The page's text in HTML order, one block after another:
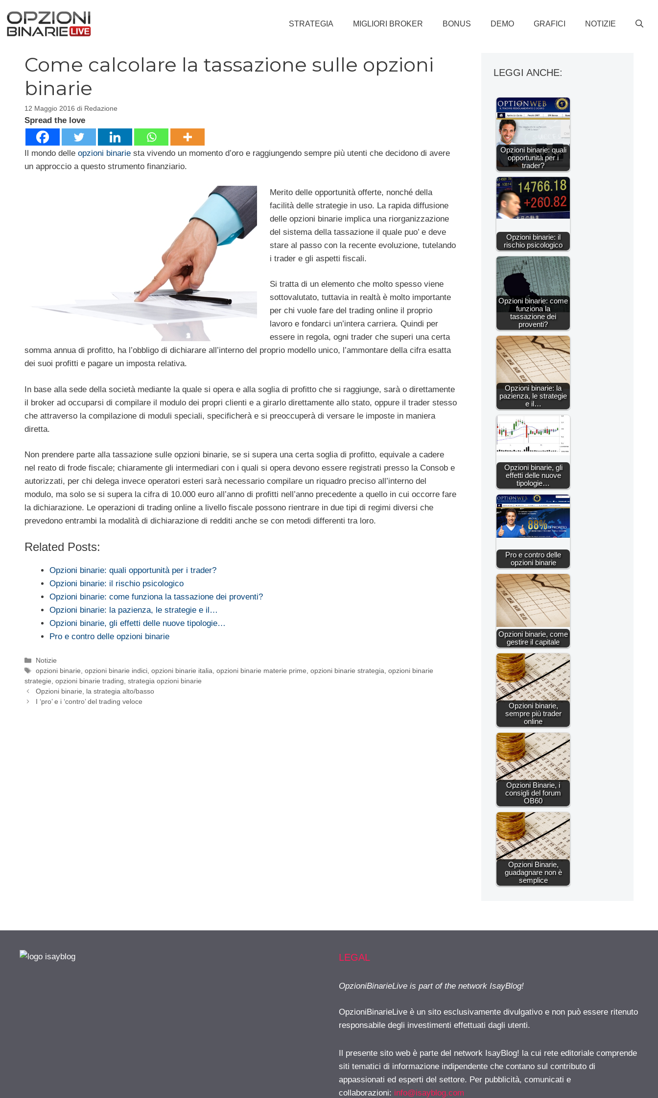
contenuto
STRATEGIA MIGLIORI BROKER BONUS DEMO GRAFICI NOTIZIE
Come calcolare la tassazione sulle opzioni
binarie
12 Maggio 2016 di Redazione
Spread the love
Il mondo delle opzioni binarie sta vivendo un momento d’oro e raggiungendo sempre più utenti che decidono di avere
un approccio a questo strumento finanziario.
Merito delle opportunità offerte, nonché della
facilità delle strategie in uso. La rapida diffusione
delle opzioni binarie implica una riorganizzazione
del sistema della tassazione il quale puo’ e deve
stare al passo con la recente evoluzione, tutelando
i trader e gli aspetti fiscali.
Si tratta di un elemento che molto spesso viene
sottovalutato, tuttavia in realtà è molto importante
per chi vuole fare del trading online il proprio
lavoro e fondarci un’intera carriera. Quindi per
essere in regola, ogni trader che superi una certa
somma annua di profitto, ha l’obbligo di dichiarare all’interno del proprio modello unico, l’ammontare della cifra esatta
dei suoi profitti e pagare un imposta relativa.
In base alla sede della società mediante la quale si opera e alla soglia di profitto che si raggiunge, sarà o direttamente
il broker ad occuparsi di compilare il modulo dei propri clienti e a girarlo direttamente allo stato, oppure il trader stesso
che attraverso la compilazione di moduli speciali, specificherà e si preoccuperà di versare le imposte in maniera
diretta.
Non prendere parte alla tassazione sulle opzioni binarie, se si supera una certa soglia di profitto, equivale a cadere
nel reato di frode fiscale; chiaramente gli intermediari con i quali si opera devono essere registrati presso la Consob e
autorizzati, per chi delega invece operatori esteri sarà necessario compilare un riquadro preciso all’interno del
modulo, ma solo se si supera la cifra di 10.000 euro all’anno di profitti nell’anno precedente a quello in cui occorre fare
la dichiarazione. Le operazioni di trading online a livello fiscale possono rientrare in due tipi di regimi diversi che
prevedono entrambi la modalità di dichiarazione di redditi anche se con metodi differenti tra loro.
Related Posts:
Opzioni binarie: quali opportunità per i trader?
Opzioni binarie: il rischio psicologico
Opzioni binarie: come funziona la tassazione dei proventi?
Opzioni binarie: la pazienza, le strategie e il…
Opzioni binarie, gli effetti delle nuove tipologie…
Pro e contro delle opzioni binarie
Categorie
Notizie
Tag
opzioni binarie,opzioni binarie indici,opzioni binarie italia,opzioni binarie materie prime,opzioni binarie strategia,opzioni binarie
strategie, opzioni binarie trading, strategia opzioni binarie
Opzioni binarie, la strategia alto/basso
I ‘pro’ e i ‘contro’ del trading veloce
LEGGI ANCHE:
Opzioni binarie: quali
opportunità per i
trader?
Opzioni binarie: il
rischio psicologico
Opzioni binarie: come
funziona la
tassazione dei
proventi?
Opzioni binarie: la
pazienza, le strategie
e il…
Opzioni binarie, gli
effetti delle nuove
tipologie…
Pro e contro delle
opzioni binarie
Opzioni binarie, come
gestire il capitale
Opzioni binarie,
sempre più trader
online
Opzioni Binarie, i
consigli del forum
OB60
Opzioni Binarie,
guadagnare non è
semplice
LEGAL
OpzioniBinarieLive is part of the network IsayBlog!
OpzioniBinarieLive è un sito esclusivamente divulgativo e non può essere ritenuto
responsabile degli investimenti effettuati dagli utenti.
Il presente sito web è parte del network IsayBlog! la cui rete editoriale comprende
siti tematici di informazione indipendente che contano sul contributo di
appassionati ed esperti del settore. Per pubblicità, comunicati e
collaborazioni: info@isayblog.com